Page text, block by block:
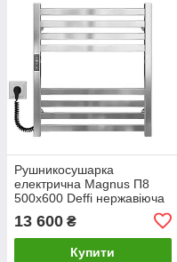
Рушникосушарка
електрична Magnus П8
500х600 Deffi нержавіюча
підключення)
13 600 ₴
Купити